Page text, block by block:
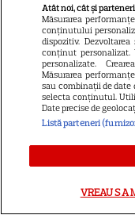
17
Atât noi, cât și
Măsurarea
conținutului
dispozitiv.
conținut personalizat.
personalizate.
Măsurarea
sau combinații de date
selecta conținutul.
Date precise de
Listă parteneri
VREAU SA